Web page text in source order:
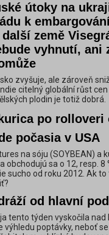
útoky na
k
země
vyhnutí, ani
zvyšuje, ale zároveň
citelný globální růst
plodin je totiž dobrá.
po rolloveri
počasia v USA
na sóju (SOYBEAN) a
obchodujú sa o 12, resp.
sucho od roku 2012. Ak
od hlavní
tento týden vyskočila
výhledu poptávky, neboť